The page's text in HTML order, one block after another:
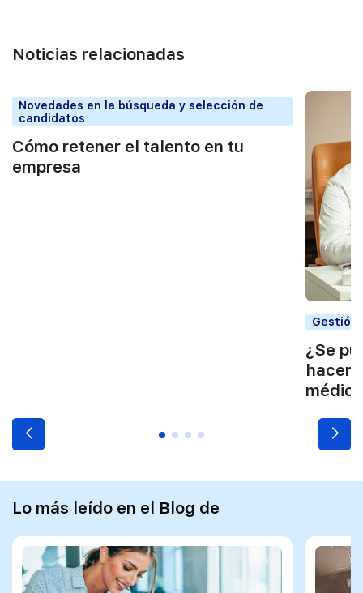
Noticias relacionadas
Novedades en la búsqueda y selección de
candidatos
Cómo retener el talento en tu
empresa
Gestión
¿Se
Lo más leído en el Blog de